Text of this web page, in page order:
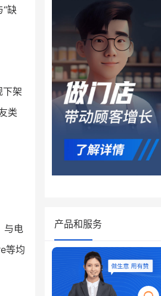
缺
架
类
与电
等均
产品和服务